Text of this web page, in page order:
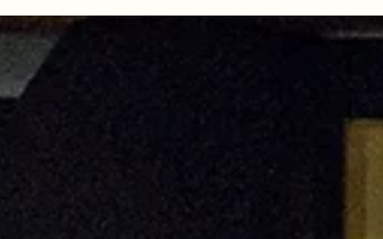
Blue Monday 2026 startet in Zeltweg mit dem Duane
Eubanks Quartet. Weltklasse-Jazz im Theater im Keller
mit Hommage an Lee Morgan.